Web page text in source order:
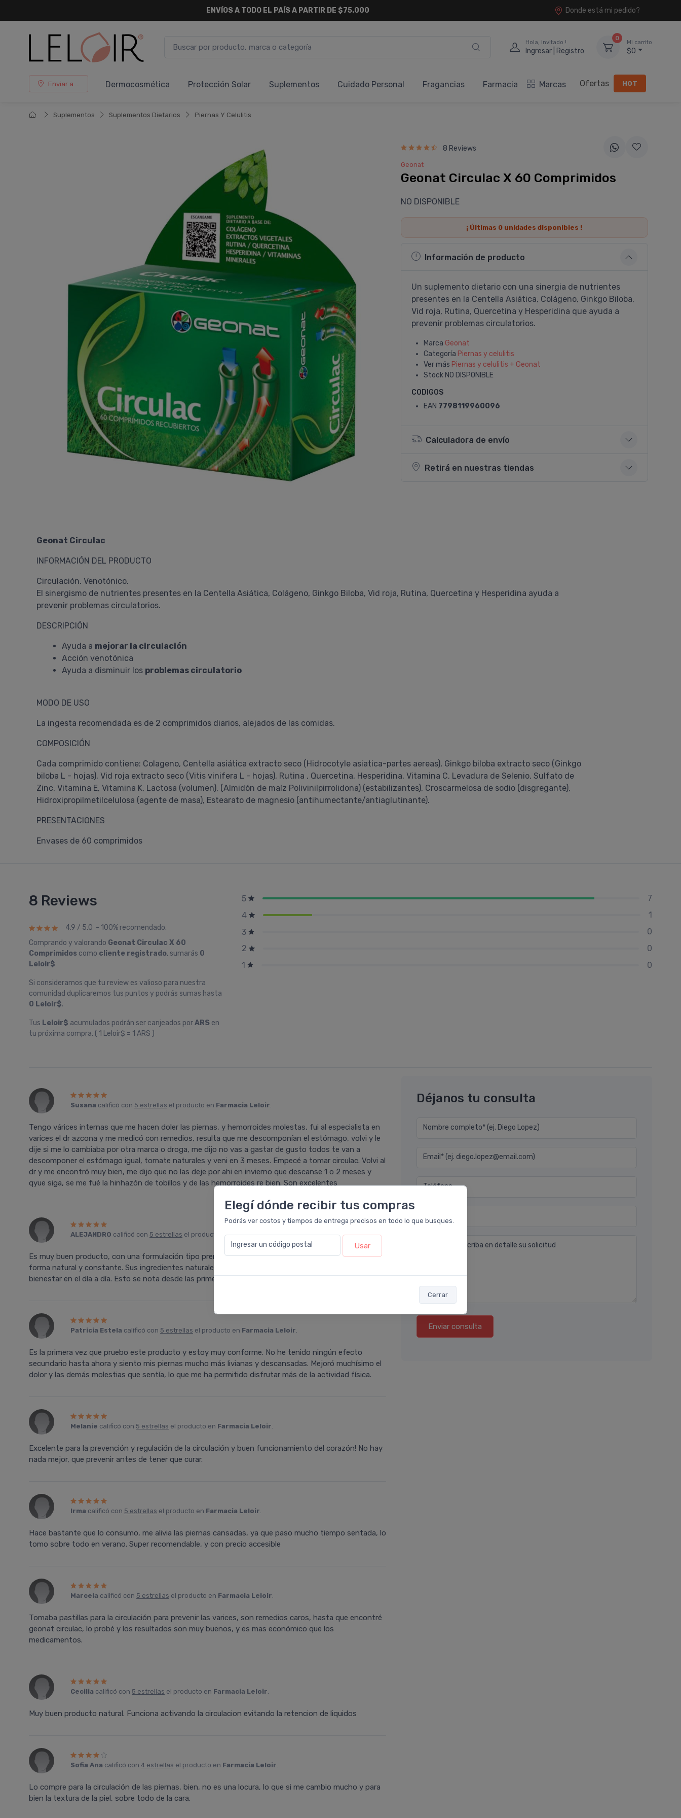
Elegí dónde recibir tus compras
Podrás ver costos y tiempos de entrega precisos en todo lo que busques.
Ingresar un código postal Usar
Cerrar
Donde está mi pedido?
Hola, invitado !
Ingresar | Registro
0
Mi carrito
$0
Enviar a ... Dermocosmética Protección Solar Suplementos Cuidado Personal Fragancias Farmacia Marcas Ofertas HOT
Suplementos Suplementos Dietarios Piernas Y Celulitis
8 Reviews
Geonat
Geonat Circulac X 60 Comprimidos
NO DISPONIBLE
¡ Últimas 0 unidades disponibles !
Información de producto
Un suplemento dietario con una sinergia de nutrientes
presentes en la Centella Asiática, Colágeno, Ginkgo Biloba,
Vid roja, Rutina, Quercetina y Hesperidina que ayuda a
prevenir problemas circulatorios.
Marca Geonat
Categoría Piernas y celulitis
Ver más Piernas y celulitis + Geonat
Stock NO DISPONIBLE
CODIGOS
EAN 7798119960096
Calculadora de envío
Retirá en nuestras tiendas
Geonat Circulac
INFORMACIÓN DEL PRODUCTO
Circulación. Venotónico.
El sinergismo de nutrientes presentes en la Centella Asiática, Colágeno, Ginkgo Biloba, Vid roja, Rutina, Quercetina y Hesperidina ayuda a
prevenir problemas circulatorios.
DESCRIPCIÓN
Ayuda a mejorar la circulación
Acción venotónica
Ayuda a disminuir los problemas circulatorio
MODO DE USO
La ingesta recomendada es de 2 comprimidos diarios, alejados de las comidas.
COMPOSICIÓN
Cada comprimido contiene: Colageno, Centella asiática extracto seco (Hidrocotyle asiatica-partes aereas), Ginkgo biloba extracto seco (Ginkgo
biloba L - hojas), Vid roja extracto seco (Vitis vinifera L - hojas), Rutina , Quercetina, Hesperidina, Vitamina C, Levadura de Selenio, Sulfato de
Zinc, Vitamina E, Vitamina K, Lactosa (volumen), (Almidón de maíz Polivinilpirrolidona) (estabilizantes), Croscarmelosa de sodio (disgregante),
Hidroxipropilmetilcelulosa (agente de masa), Estearato de magnesio (antihumectante/antiaglutinante).
PRESENTACIONES
Envases de 60 comprimidos
8 Reviews
4.9 / 5.0 - 100% recomendado.
Comprando y valorando Geonat Circulac X 60
Comprimidos como cliente registrado, sumarás 0
Leloir$
Si consideramos que tu review es valioso para nuestra
comunidad duplicaremos tus puntos y podrás sumas hasta
0 Leloir$.
Tus Leloir$ acumulados podrán ser canjeados porARS en
tu próxima compra. ( 1 Leloir$ = 1 ARS )
5
7
4
1
3
0
2
0
1
0
Susana calificó con 5 estrellas el producto en Farmacia Leloir.
Tengo várices internas que me hacen doler las piernas, y hemorroides molestas, fui al especialista en
varices el dr azcona y me medicó con remedios, resulta que me descomponían el estómago, volvi y le
dije si me lo cambiaba por otra marca o droga, me dijo no vas a gastar de gusto todos te van a
descomponer el estómago igual, tomate naturales y veni en 3 meses. Empecé a tomar circulac. Volvi al
dr y me encontró muy bien, me dijo que no las deje por ahi en invierno que descanse 1 o 2 meses y
qyue siga, se me fué la hinhazón de tobillos y de las hemorroides re bien. Son excelentes
ALEJANDRO calificó con 5 estrellas el producto enFarmacia Leloir.
Es muy buen producto, con una formulación tipo premium, me ayuda a una circulación saludable de
forma natural y constante. Sus ingredientes naturales me dan una sensación de ligereza, energía y
bienestar en el día a día. Esto se nota desde las primeras semanas de uso.
Patricia Estela calificó con 5 estrellas el producto en Farmacia Leloir.
Es la primera vez que pruebo este producto y estoy muy conforme. No he tenido ningún efecto
secundario hasta ahora y siento mis piernas mucho más livianas y descansadas. Mejoró muchísimo el
dolor y las demás molestias que sentía, lo que me ha permitido disfrutar más de la actividad física.
Melanie calificó con 5 estrellas el producto en Farmacia Leloir.
Excelente para la prevención y regulación de la circulación y buen funcionamiento del corazón! No hay
nada mejor, que prevenir antes de tener que curar.
Irma calificó con 5 estrellas el producto en Farmacia Leloir.
Hace bastante que lo consumo, me alivia las piernas cansadas, ya que paso mucho tiempo sentada, lo
tomo sobre todo en verano. Super recomendable, y con precio accesible
Marcela calificó con 5 estrellas el producto en Farmacia Leloir.
Tomaba pastillas para la circulación para prevenir las varices, son remedios caros, hasta que encontré
geonat circulac, lo probé y los resultados son muy buenos, y es mas económico que los
medicamentos.
Cecilia calificó con 5 estrellas el producto en Farmacia Leloir.
Muy buen producto natural. Funciona activando la circulacion evitando la retencion de liquidos
Sofia Ana calificó con 4 estrellas el producto en Farmacia Leloir.
Lo compre para la circulación de las piernas, bien, no es una locura, lo que si me cambio mucho y para
bien la textura de la piel, sobre todo de la cara.
Déjanos tu consulta
Nombre completo* (ej. Diego Lopez)
Email* (ej. diego.lopez@email.com)
Teléfono
Por favor describa en detalle su solicitud
Enviar consulta